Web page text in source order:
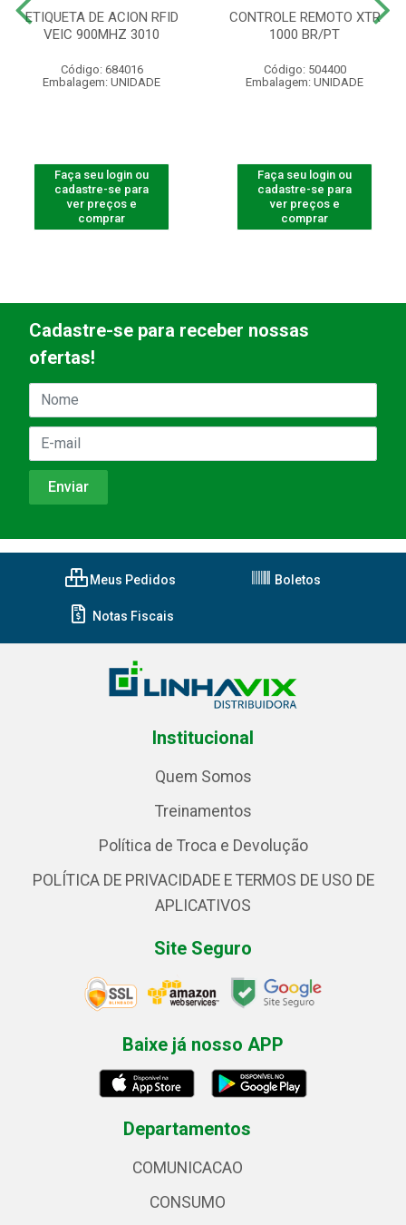
ETIQUETA DE ACION RFID
VEIC 900MHZ 3010
Código: 684016
Embalagem: UNIDADE
Faça seu login ou
cadastre-se para
ver preços e
comprar
CONTROLE REMOTO XTR
1000 BR/PT
Código: 504400
Embalagem: UNIDADE
Faça seu login ou
cadastre-se para
ver preços e
comprar
Cadastre-se para receber nossas
ofertas!
Meus Pedidos Boletos
Notas Fiscais
Institucional
Quem Somos
Treinamentos
Política de Troca e Devolução
POLÍTICA DE PRIVACIDADE E TERMOS DE USO DE
APLICATIVOS
Site Seguro
Baixe já nosso APP
Departamentos
COMUNICACAO
CONSUMO